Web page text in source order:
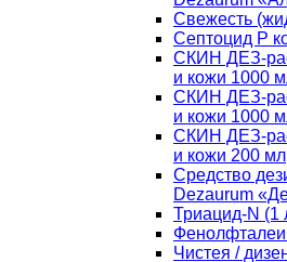
Свежесть
Септоцид Р
СКИН ДЕЗ-
и кожи 1000
СКИН ДЕЗ-
и кожи 1000
СКИН ДЕЗ-
и кожи 200 мл
Средство
Dezaurum
Триацид-N (1
Чистея /